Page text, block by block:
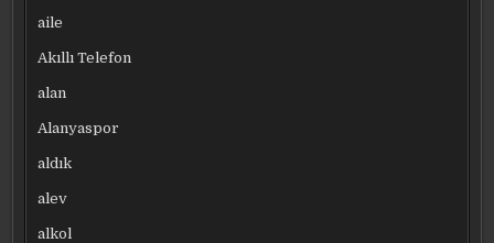
aile
Akıllı Telefon
alan
Alanyaspor
aldık
alev
alkol